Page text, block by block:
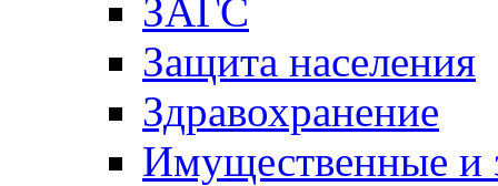
ЗАГС
Защита населения
Здравохранение
Имущественные и